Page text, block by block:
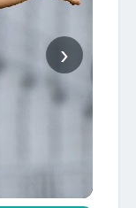
›